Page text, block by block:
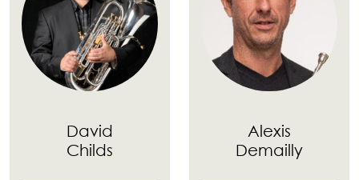
David
Childs
Alexis
Demailly